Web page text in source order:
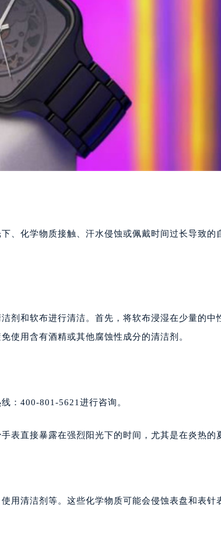
、化学物质接触、汗水侵蚀或佩戴时间过长导致的
剂和软布进行清洁。首先，将软布浸湿在少量的中
使用含有酒精或其他腐蚀性成分的清洁剂。
：400-801-5621进行咨询。
表直接暴露在强烈阳光下的时间，尤其是在炎热的
用清洁剂等。这些化学物质可能会侵蚀表盘和表针